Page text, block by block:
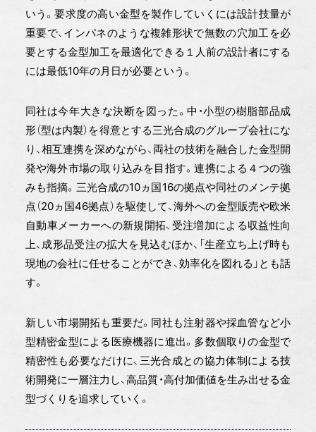
いう。要求度の高い金型を製作していくには設計技量が
重要で、インパネのような複雑形状で無数の穴加工を必
要とする金型加工を最適化できる１人前の設計者にする
には最低10年の月日が必要という。
同社は今年大きな決断を図った。中・小型の樹脂部品成
形（型は内製）を得意とする三光合成のグループ会社にな
り、相互連携を深めながら、両社の技術を融合した金型開
発や海外市場の取り込みを目指す。連携による４つの強
みも指摘。三光合成の10ヵ国16の拠点や同社のメンテ拠
点（20ヵ国46拠点）を駆使して、海外への金型販売や欧米
自動車メーカーへの新規開拓、受注増加による収益性向
上、成形品受注の拡大を見込むほか、「生産立ち上げ時も
現地の会社に任せることができ、効率化を図れる」とも話
す。
新しい市場開拓も重要だ。同社も注射器や採血管など小
型精密金型による医療機器に進出。多数個取りの金型で
精密性も必要なだけに、三光合成との協力体制による技
術開発に一層注力し、高品質・高付加価値を生み出せる金
型づくりを追求していく。